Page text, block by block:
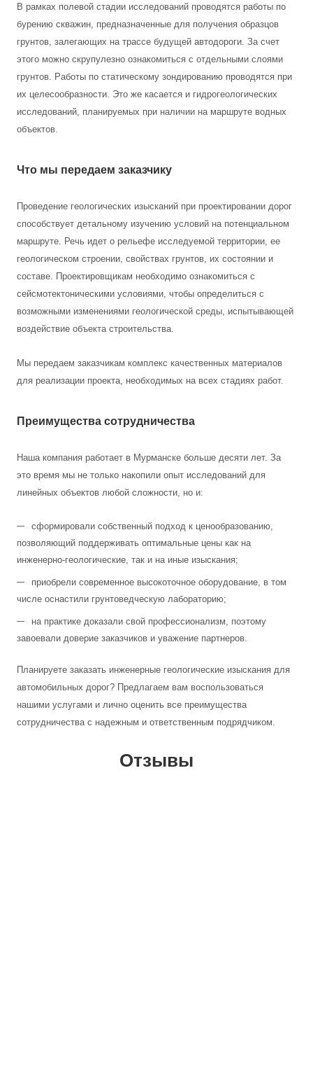
В рамках полевой стадии исследований проводятся работы по
бурению скважин, предназначенные для получения образцов
грунтов, залегающих на трассе будущей автодороги. За счет
этого можно скрупулезно ознакомиться с отдельными слоями
грунтов. Работы по статическому зондированию проводятся при
их целесообразности. Это же касается и гидрогеологических
исследований, планируемых при наличии на маршруте водных
объектов.
Что мы передаем заказчику
Проведение геологических изысканий при проектировании дорог
способствует детальному изучению условий на потенциальном
маршруте. Речь идет о рельефе исследуемой территории, ее
геологическом строении, свойствах грунтов, их состоянии и
составе. Проектировщикам необходимо ознакомиться с
сейсмотектоническими условиями, чтобы определиться с
возможными изменениями геологической среды, испытывающей
воздействие объекта строительства.
Мы передаем заказчикам комплекс качественных материалов
для реализации проекта, необходимых на всех стадиях работ.
Преимущества сотрудничества
Наша компания работает в Мурманске больше десяти лет. За
это время мы не только накопили опыт исследований для
линейных объектов любой сложности, но и:
сформировали собственный подход к ценообразованию,
позволяющий поддерживать оптимальные цены как на
инженерно-геологические, так и на иные изыскания;
приобрели современное высокоточное оборудование, в том
числе оснастили грунтоведческую лабораторию;
на практике доказали свой профессионализм, поэтому
завоевали доверие заказчиков и уважение партнеров.
Планируете заказать инженерные геологические изыскания для
автомобильных дорог? Предлагаем вам воспользоваться
нашими услугами и лично оценить все преимущества
сотрудничества с надежным и ответственным подрядчиком.
Отзывы